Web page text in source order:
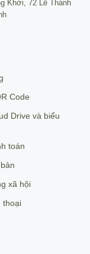
Khởi, 72 Lê Thánh
Code
Drive và biểu
toán
xã hội
thoại